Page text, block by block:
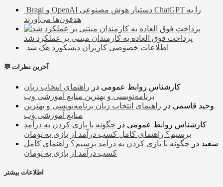
Bragi و OpenAI دستیار هوش مصنوعی ChatGPT را به
هدفون‌ها می‌آورند
پرداخت فوق العاده به کارمندان مبتنی بر عملکرد شد
اطلاعات خصوصی کاربران دیسکورد هک شد
💬 آخرین نظرات
کارشناس روابط عمومی در راهنمای انتخاب زبان
برنامه‌نویسی و بهترین منابع آموزشی وب
وحید قاسمی در راهنمای انتخاب زبان برنامه‌نویسی و بهترین
منابع آموزشی وب
کارشناس روابط عمومی در چگونه با بازی کردن به درآمد
برسیم؟ راهنمای کامل کسب درآمد از بازی به تومان
سعید در چگونه با بازی کردن به درآمد برسیم؟ راهنمای کامل
کسب درآمد از بازی به تومان
اطلاعات بیشتر